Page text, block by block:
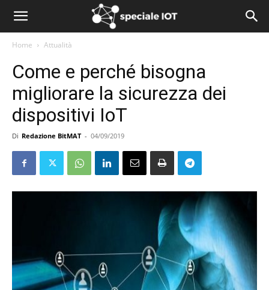
Home Attualità
Come e perché bisogna
migliorare la sicurezza dei
dispositivi IoT
Di Redazione BitMAT - 04/09/2019